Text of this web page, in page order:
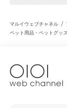
マルイウェブチャネル /
ペット用品・ペットグッ